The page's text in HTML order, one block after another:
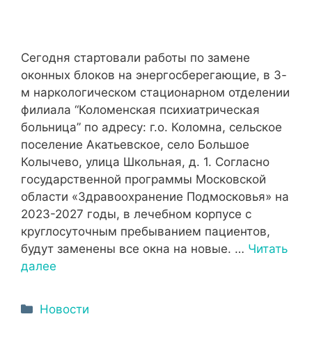
Сегодня стартовали работы по замене
оконных блоков на энергосберегающие, в 3-
м наркологическом стационарном отделении
филиала “Коломенская психиатрическая
больница” по адресу: г.о. Коломна, сельское
поселение Акатьевское, село Большое
Колычево, улица Школьная, д. 1. Согласно
государственной программы Московской
области «Здравоохранение Подмосковья» на
2023-2027 годы, в лечебном корпусе с
круглосуточным пребыванием пациентов,
будут заменены все окна на новые. … Читать
далее
Рубрики
Новости